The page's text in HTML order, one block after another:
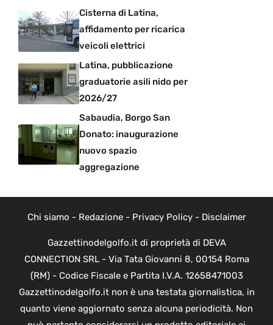
Cisterna di Latina,
affidamento per ricarica
veicoli elettrici
Latina, pubblicazione
graduatorie asili nido per
2026/27
Sabaudia, Borgo San
Donato: inaugurazione
nuovo spazio
aggregazione
Chi siamo - Redazione- Privacy Policy- Disclaimer
Gazzettinodelgolfo.it di proprietà di DEVA
CONNECTION SRL - Via Tata Giovanni 8, 00154 Roma
(RM) - Codice Fiscale e Partita I.V.A. 12658471003
Gazzettinodelgolfo.it non è una testata giornalistica, in
quanto viene aggiornato senza alcuna periodicità. Non